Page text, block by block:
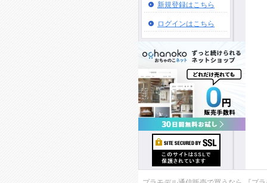
新規登録はこちら
ログインはこちら